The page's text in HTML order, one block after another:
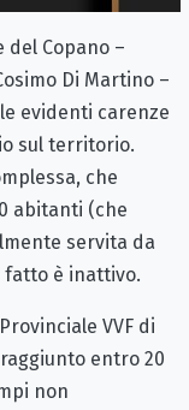
Copano –
Di Martino –
evidenti carenze
sul territorio.
che
abitanti (che
servita da
fatto è inattivo.
VVF di
entro 20
non